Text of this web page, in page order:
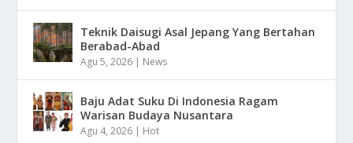
Teknik Daisugi Asal Jepang Yang Bertahan
Berabad-Abad
Agu 5, 2026 | News
Baju Adat Suku Di Indonesia Ragam
Warisan Budaya Nusantara
Agu 4, 2026 | Hot